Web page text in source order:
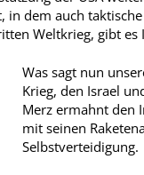
dem auch
Weltkrieg, gibt es
Was sagt nun
Krieg, den Israel
Merz ermahnt den
mit seinen
Selbstverteidigung.